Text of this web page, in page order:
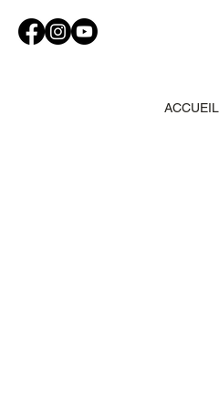
ACCUEIL